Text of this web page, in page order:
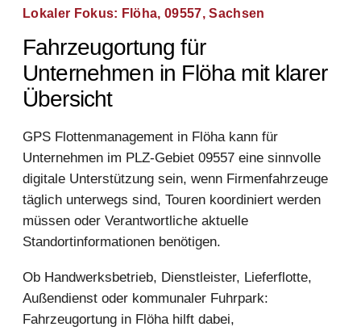
Lokaler Fokus: Flöha, 09557, Sachsen
Fahrzeugortung für
Unternehmen in Flöha mit klarer
Übersicht
GPS Flottenmanagement in Flöha kann für
Unternehmen im PLZ-Gebiet 09557 eine sinnvolle
digitale Unterstützung sein, wenn Firmenfahrzeuge
täglich unterwegs sind, Touren koordiniert werden
müssen oder Verantwortliche aktuelle
Standortinformationen benötigen.
Ob Handwerksbetrieb, Dienstleister, Lieferflotte,
Außendienst oder kommunaler Fuhrpark:
Fahrzeugortung in Flöha hilft dabei,